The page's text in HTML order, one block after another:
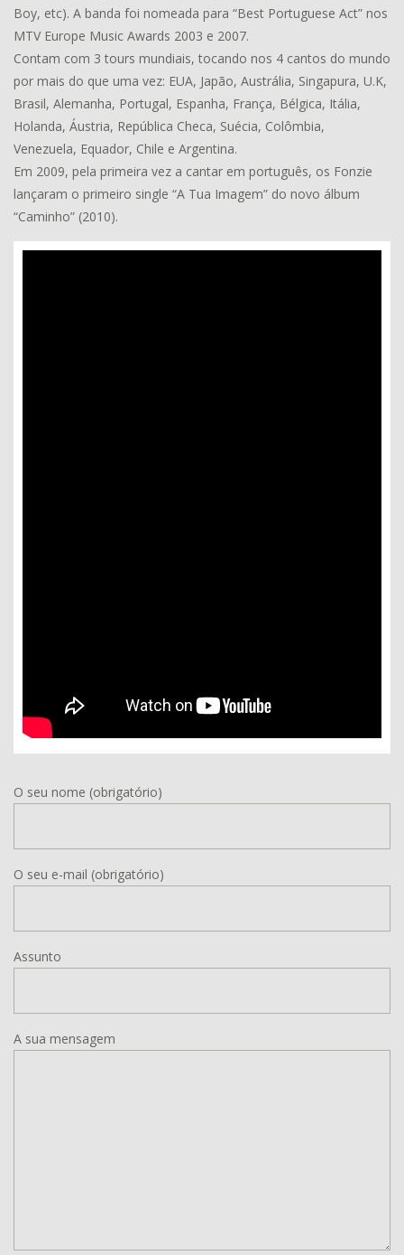
Boy, etc). A banda foi nomeada para “Best Portuguese Act” nos
MTV Europe Music Awards 2003 e 2007.
Contam com 3 tours mundiais, tocando nos 4 cantos do mundo
por mais do que uma vez: EUA, Japão, Austrália, Singapura, U.K,
Brasil, Alemanha, Portugal, Espanha, França, Bélgica, Itália,
Holanda, Áustria, República Checa, Suécia, Colômbia,
Venezuela, Equador, Chile e Argentina.
Em 2009, pela primeira vez a cantar em português, os Fonzie
lançaram o primeiro single “A Tua Imagem” do novo álbum
“Caminho” (2010).
O seu nome (obrigatório)
O seu e-mail (obrigatório)
Assunto
A sua mensagem